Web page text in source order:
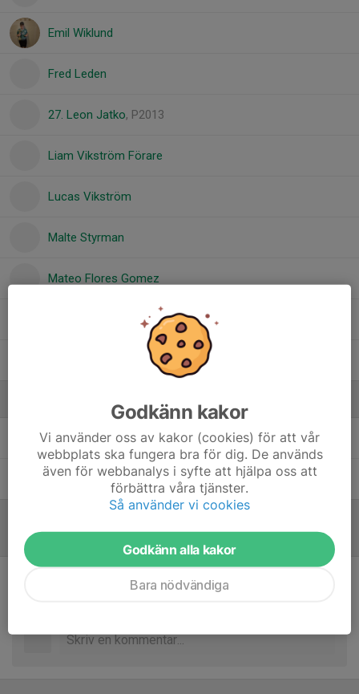
Emil Wiklund
Fred Leden
27. Leon Jatko, P2013
Liam Vikström Förare
Lucas Vikström
Malte Styrman
Mateo Flores Gomez
Oskar Gunillasson
Mikael ThorgrenTränare
Tobias SkogsbergTränare
Referat
Inget referat skrivet
Godkänn kakor
Vi använder oss av kakor (cookies) för att vår
webbplats ska fungera bra för dig. De används
även för webbanalys i syfte att hjälpa oss att
förbättra våra tjänster.
Så använder vi cookies
Godkänn alla kakor
Bara nödvändiga